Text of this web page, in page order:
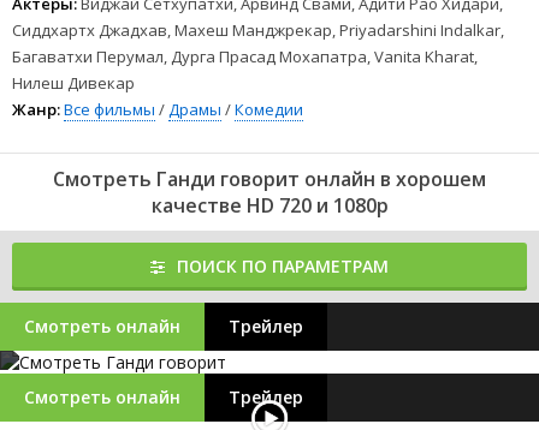
Сиддхартх Джадхав, Махеш Манджрекар, Priyadarshini Indalkar,
Багаватхи Перумал, Дурга Прасад Мохапатра, Vanita Kharat,
Нилеш Дивекар
Жанр:Все фильмы /Драмы /Комедии
Смотреть Ганди говорит онлайн в хорошем
качестве HD 720 и 1080p
ПОИСК ПО ПАРАМЕТРАМ
Смотреть онлайн Трейлер
Смотреть онлайн Трейлер